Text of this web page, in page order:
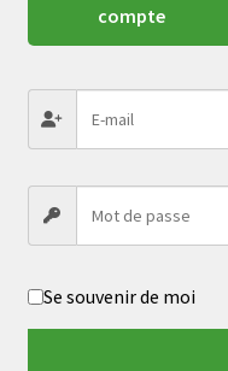
compte
Se souvenir de moi